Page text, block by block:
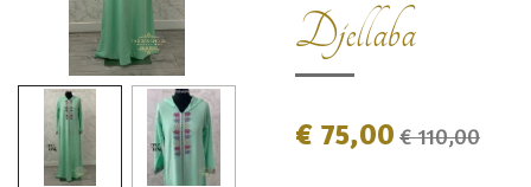
Djellaba
€ 75,00 € 110,00